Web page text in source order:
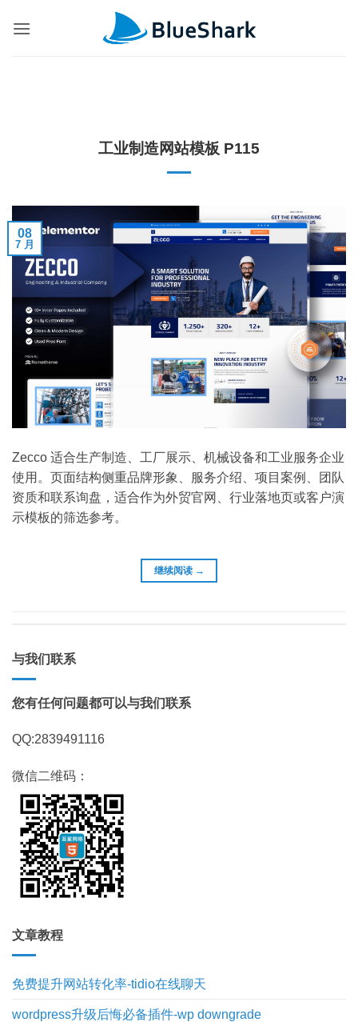
工业制造网站模板 P115
08
7 月
Zecco 适合生产制造、工厂展示、机械设备和工业服务企业
使用。页面结构侧重品牌形象、服务介绍、项目案例、团队
资质和联系询盘，适合作为外贸官网、行业落地页或客户演
示模板的筛选参考。
继续阅读 →
与我们联系
您有任何问题都可以与我们联系
QQ:2839491116
微信二维码：
文章教程
免费提升网站转化率-tidio在线聊天
wordpress升级后悔必备插件-wp downgrade